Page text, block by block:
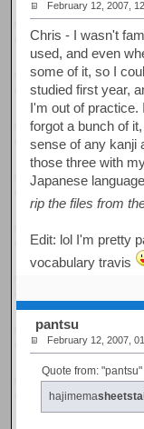
February 12, 2007,
Chris - I wasn't
used, and even
some of it, so I
studied first year,
I'm out of practice.
forgot a bunch of
sense of any kanji
those three with
Japanese
rip the files from
Edit: lol I'm pretty
vocabulary travis
pantsu
February 12, 2007,
Quote from: "pantsu"
hajimema